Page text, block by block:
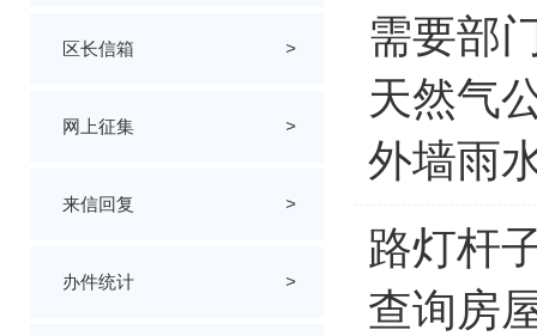
区长信箱 >
网上征集 >
来信回复 >
办件统计 >
需要部
天然气
外墙雨
路灯杆
查询房